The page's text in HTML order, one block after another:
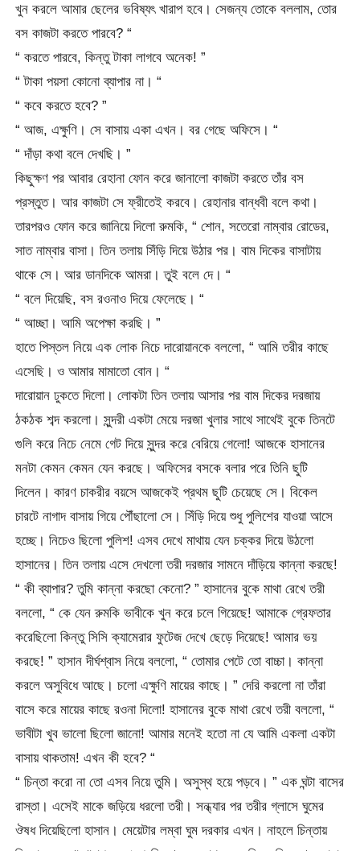
খুন করলে আমার ছেলের ভবিষ্যৎ খারাপ হবে। সেজন্য তোকে বললাম, তোর
বস কাজটা করতে পারবে? “
“ করতে পারবে, কিন্তু টাকা লাগবে অনেক! ”
“ টাকা পয়সা কোনো ব্যাপার না। “
“ কবে করতে হবে? ”
“ আজ, এক্ষুণি। সে বাসায় একা এখন। বর গেছে অফিসে। “
“ দাঁড়া কথা বলে দেখছি। ”
কিছুক্ষণ পর আবার রেহানা ফোন করে জানালো কাজটা করতে তাঁর বস
প্রস্তুত। আর কাজটা সে ফ্রীতেই করবে। রেহানার বান্ধবী বলে কথা।
তারপরও ফোন করে জানিয়ে দিলো রুমকি, “ শোন, সতেরো নাম্বার রোডের,
সাত নাম্বার বাসা। তিন তলায় সিঁড়ি দিয়ে উঠার পর। বাম দিকের বাসাটায়
থাকে সে। আর ডানদিকে আমরা। তুই বলে দে। “
“ বলে দিয়েছি, বস রওনাও দিয়ে ফেলেছে। “
“ আচ্ছা। আমি অপেক্ষা করছি। ”
হাতে পিস্তল নিয়ে এক লোক নিচে দারোয়ানকে বললো, “ আমি তরীর কাছে
এসেছি। ও আমার মামাতো বোন। “
দারোয়ান ঢুকতে দিলো। লোকটা তিন তলায় আসার পর বাম দিকের দরজায়
ঠকঠক শব্দ করলো। সুন্দরী একটা মেয়ে দরজা খুলার সাথে সাথেই বুকে তিনটে
গুলি করে নিচে নেমে গেট দিয়ে সুন্দর করে বেরিয়ে গেলো! আজকে হাসানের
মনটা কেমন কেমন যেন করছে। অফিসের বসকে বলার পরে তিনি ছুটি
দিলেন। কারণ চাকরীর বয়সে আজকেই প্রথম ছুটি চেয়েছে সে। বিকেল
চারটে নাগাদ বাসায় গিয়ে পৌঁছালো সে। সিঁড়ি দিয়ে শুধু পুলিশের যাওয়া আসে
হচ্ছে। নিচেও ছিলো পুলিশ! এসব দেখে মাথায় যেন চক্কর দিয়ে উঠলো
হাসানের। তিন তলায় এসে দেখলো তরী দরজার সামনে দাঁড়িয়ে কান্না করছে!
“ কী ব্যাপার? তুমি কান্না করছো কেনো? ” হাসানের বুকে মাথা রেখে তরী
বললো, “ কে যেন রুমকি ভাবীকে খুন করে চলে গিয়েছে! আমাকে গ্রেফতার
করেছিলো কিন্তু সিসি ক্যামেরার ফুটেজ দেখে ছেড়ে দিয়েছে! আমার ভয়
করছে! ” হাসান দীর্ঘশ্বাস নিয়ে বললো, “ তোমার পেটে তো বাচ্চা। কান্না
করলে অসুবিধে আছে। চলো এক্ষুণি মায়ের কাছে। ” দেরি করলো না তাঁরা
বাসে করে মায়ের কাছে রওনা দিলো! হাসানের বুকে মাথা রেখে তরী বললো, “
ভাবীটা খুব ভালো ছিলো জানো! আমার মনেই হতো না যে আমি একলা একটা
বাসায় থাকতাম! এখন কী হবে? “
“ চিন্তা করো না তো এসব নিয়ে তুমি। অসুস্থ হয়ে পড়বে। ” এক ঘন্টা বাসের
রাস্তা। এসেই মাকে জড়িয়ে ধরলো তরী। সন্ধ্যার পর তরীর গ্লাসে ঘুমের
ঔষধ দিয়েছিলো হাসান। মেয়েটার লম্বা ঘুম দরকার এখন। নাহলে চিন্তায়